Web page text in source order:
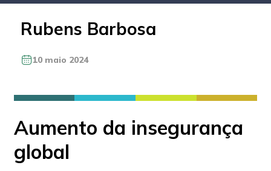
Rubens Barbosa
10 maio 2024
Aumento da insegurança
global